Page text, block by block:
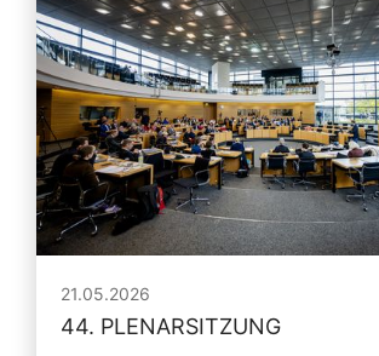
21.05.2026
44. PLENARSITZUNG